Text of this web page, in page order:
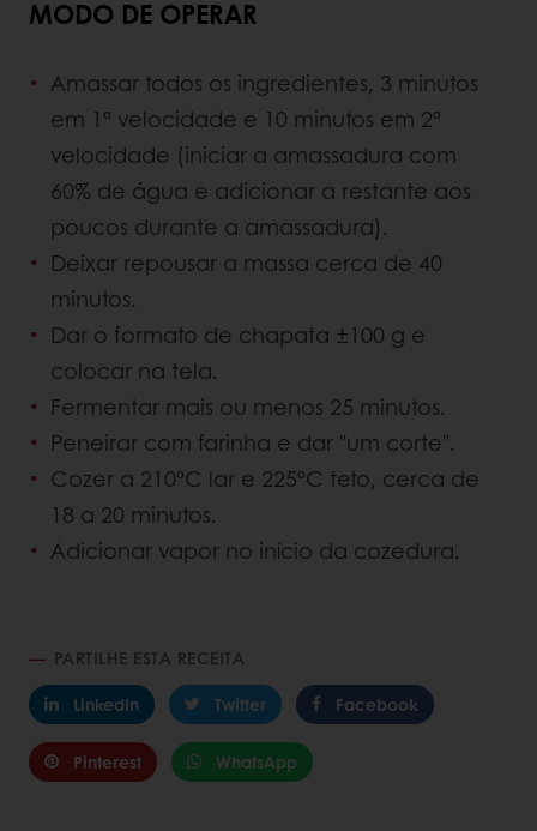
MODO DE OPERAR
Amassar todos os ingredientes, 3 minutos
em 1ª velocidade e 10 minutos em 2ª
velocidade (iniciar a amassadura com
60% de água e adicionar a restante aos
poucos durante a amassadura).
Deixar repousar a massa cerca de 40
minutos.
Dar o formato de chapata ±100 g e
colocar na tela.
Fermentar mais ou menos 25 minutos.
Peneirar com farinha e dar "um corte".
Cozer a 210ºC lar e 225ºC teto, cerca de
18 a 20 minutos.
Adicionar vapor no início da cozedura.
PARTILHE ESTA RECEITA
LinkedIn
Twitter Facebook
Pinterest WhatsApp